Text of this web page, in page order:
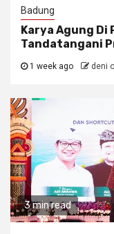
Badung
Karya Agung Di
Tandatangani
1 week ago deni
3 min read